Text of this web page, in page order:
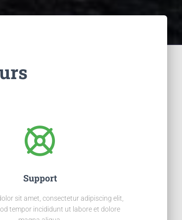
Support
sit amet, consectetur adipiscing elit,
tempor incididunt ut labore et dolore